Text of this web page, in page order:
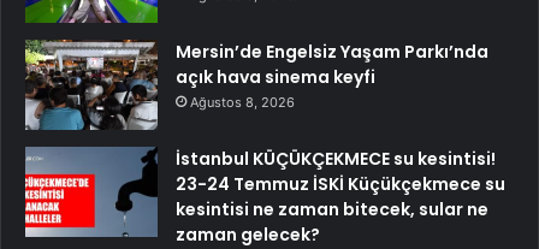
Mersin’de Engelsiz Yaşam Parkı’nda
açık hava sinema keyfi
Ağustos 8, 2026
İstanbul KÜÇÜKÇEKMECE su kesintisi!
23-24 Temmuz İSKİ Küçükçekmece su
kesintisi ne zaman bitecek, sular ne
zaman gelecek?